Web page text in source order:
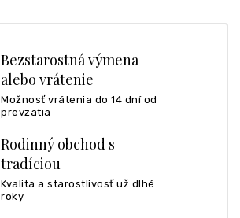
Bezstarostná výmena
alebo vrátenie
Možnosť vrátenia do 14 dní od
prevzatia
Rodinný obchod s
tradíciou
Kvalita a starostlivosť už dlhé
roky